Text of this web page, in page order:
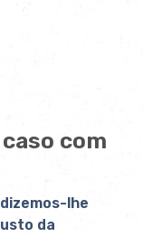
com
lhe
da